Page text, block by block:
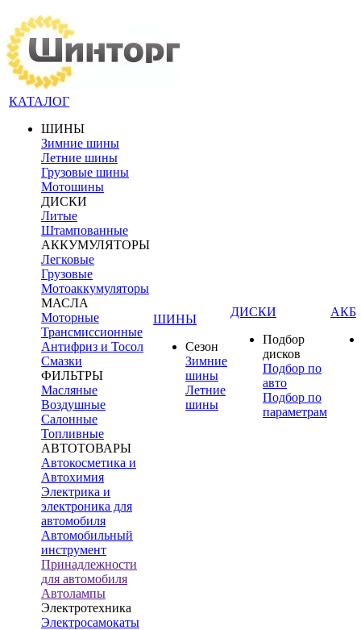
КАТАЛОГ
ШИНЫ
Зимние шины
Летние шины
Грузовые шины
Мотошины
ДИСКИ
Литые
Штампованные
АККУМУЛЯТОРЫ
Легковые
Грузовые
Мотоаккумуляторы
МАСЛА
Моторные
Трансмиссионные
Антифриз и Тосол
Смазки
ФИЛЬТРЫ
Масляные
Воздушные
Салонные
Топливные
АВТОТОВАРЫ
Автокосметика и
Автохимия
Электрика и
электроника для
автомобиля
Автомобильный
инструмент
Принадлежности
для автомобиля
Автолампы
Электротехника
Электросамокаты
ШИНЫ
Сезон
Зимние
шины
Летние
шины
ДИСКИ
Подбор
дисков
Подбор по
авто
Подбор по
параметрам
АКБ